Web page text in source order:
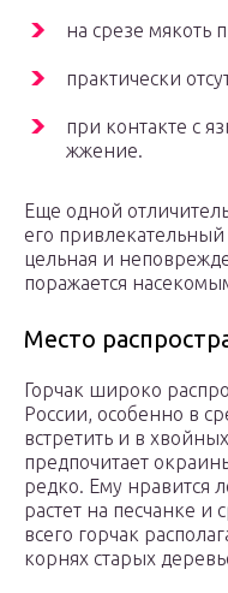
на срезе мякоть
практически
при контакте с
жжение.
Еще одной
его привлекательный
цельная и
поражается
Место
Горчак широко
России, особенно в
встретить и в
предпочитает
редко. Ему нравится
растет на песчанке и
всего горчак
корнях старых